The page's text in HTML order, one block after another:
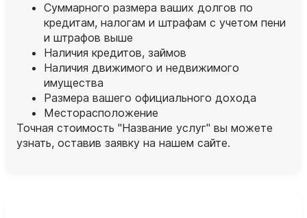
Суммарного размера ваших долгов по
кредитам, налогам и штрафам с учетом пени
и штрафов выше
Наличия кредитов, займов
Наличия движимого и недвижимого
имущества
Размера вашего официального дохода
Месторасположение
Точная стоимость "Название услуг" вы можете
узнать, оставив заявку на нашем сайте.